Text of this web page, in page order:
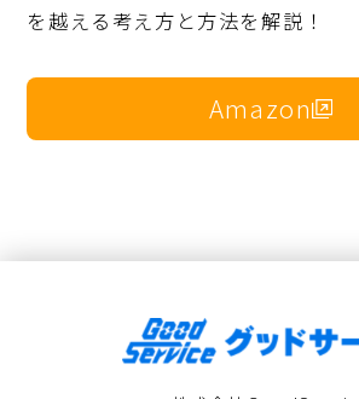
を越える考え方と方法を解説！
Amazon